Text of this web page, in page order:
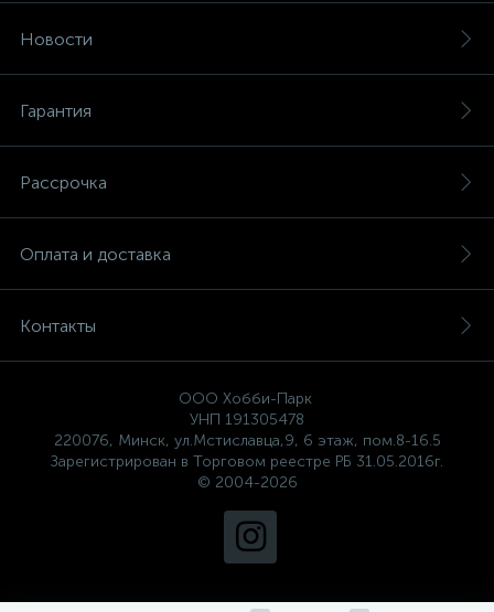
Новости
Гарантия
Рассрочка
Оплата и доставка
Контакты
ООО Хобби-Парк
УНП 191305478
220076, Минск, ул.Мстиславца,9, 6 этаж, пом.8-16.5
Зарегистрирован в Торговом реестре РБ 31.05.2016г.
© 2004-2026